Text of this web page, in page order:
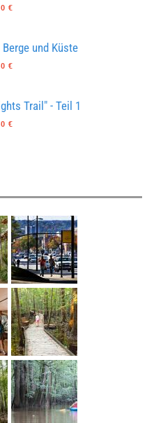
€
und Küste
€
Trail" - Teil 1
€